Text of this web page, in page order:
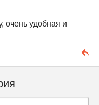
очень удобная и